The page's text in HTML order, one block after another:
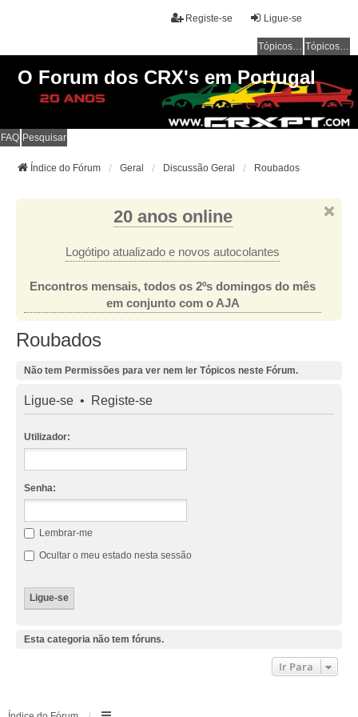
Ligue-se
Registe-se
Tópicos sem resposta Tópicos ativos
O Forum dos CRX's em Portugal
FAQ Pesquisar
Índice do Fórum Geral Discussão Geral Roubados
20 anos online
Logótipo atualizado e novos autocolantes
Encontros mensais, todos os 2ºs domingos do mês
em conjunto com o AJA
Roubados
Não tem Permissões para ver nem ler Tópicos neste Fórum.
Ligue-se • Registe-se
Utilizador:
Senha:
Lembrar-me
Ocultar o meu estado nesta sessão
Esta categoria não tem fóruns.
Ir Para